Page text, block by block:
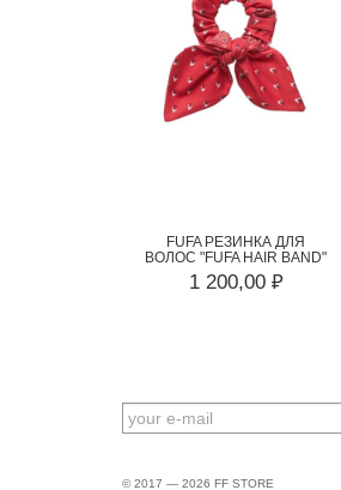
FUFA РЕЗИНКА ДЛЯ
ВОЛОС "FUFA HAIR BAND"
1 200,00 ₽
© 2017 — 2026 FF STORE